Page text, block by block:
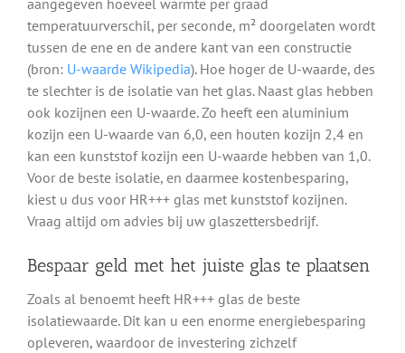
temperatuurverschil, per seconde, m² doorgelaten wordt
tussen de ene en de andere kant van een constructie
(bron: U-waarde Wikipedia). Hoe hoger de U-waarde, des
te slechter is de isolatie van het glas. Naast glas hebben
ook kozijnen een U-waarde. Zo heeft een aluminium
kozijn een U-waarde van 6,0, een houten kozijn 2,4 en
kan een kunststof kozijn een U-waarde hebben van 1,0.
Voor de beste isolatie, en daarmee kostenbesparing,
kiest u dus voor HR+++ glas met kunststof kozijnen.
Vraag altijd om advies bij uw glaszettersbedrijf.
Bespaar geld met het juiste glas te plaatsen
Zoals al benoemt heeft HR+++ glas de beste
isolatiewaarde. Dit kan u een enorme energiebesparing
opleveren, waardoor de investering zichzelf